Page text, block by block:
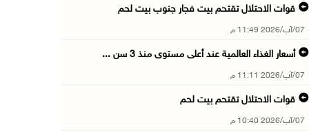
قوات الاحتلال تقتحم بيت فجار جنوب بيت لحم
07/آب/2026 11:49 م
أسعار الغذاء العالمية عند أعلى مستوى منذ 3 سن ...
07/آب/2026 11:11 م
قوات الاحتلال تقتحم بيت لحم
07/آب/2026 10:40 م